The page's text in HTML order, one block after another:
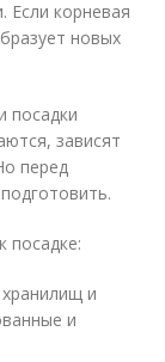
Если корневая
новых
посадки
зависят
перед
посадке:
и
и